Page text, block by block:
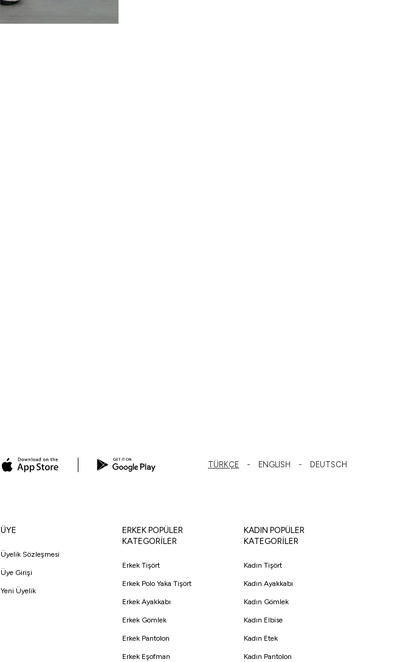
TÜRKÇE ENGLISH DEUTSCH
ÜYE
Üyelik Sözleşmesi
Üye Girişi
Yeni Üyelik
ERKEK POPÜLER
KATEGORİLER
Erkek Tişört
Erkek Polo Yaka Tişört
Erkek Ayakkabı
Erkek Gömlek
Erkek Pantolon
Erkek Eşofman
KADIN POPÜLER
KATEGORİLER
Kadın Tişört
Kadın Ayakkabı
Kadın Gömlek
Kadın Elbise
Kadın Etek
Kadın Pantolon